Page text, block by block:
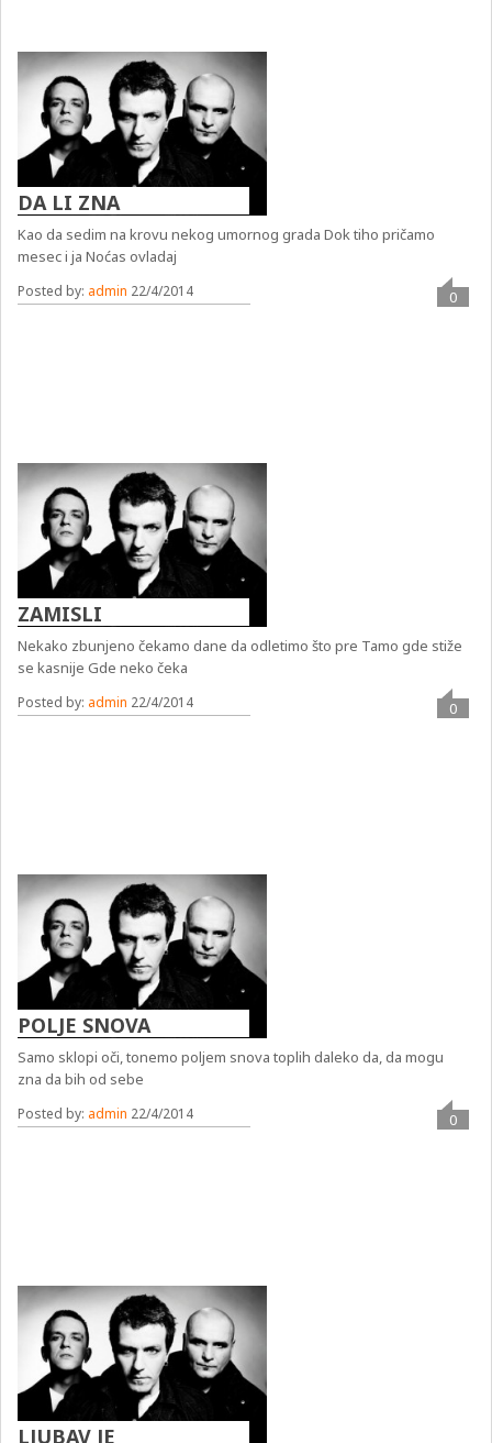
DA LI ZNA
Kao da sedim na krovu nekog umornog grada Dok tiho pričamo
mesec i ja Noćas ovladaj
Posted by: admin 22/4/2014 0
ZAMISLI
Nekako zbunjeno čekamo dane da odletimo što pre Tamo gde stiže
se kasnije Gde neko čeka
Posted by: admin 22/4/2014 0
POLJE SNOVA
Samo sklopi oči, tonemo poljem snova toplih daleko da, da mogu
zna da bih od sebe
Posted by: admin 22/4/2014 0
LJUBAV JE